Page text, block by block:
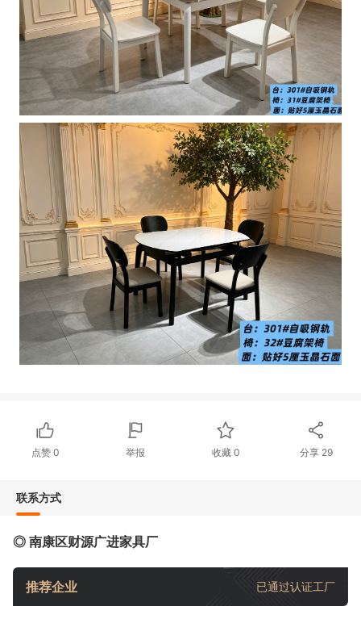
点赞 0 举报 收藏 0 分享 29
联系方式
◎ 南康区财源广进家具厂
推荐企业 已通过认证工厂